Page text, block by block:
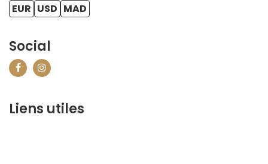
EUR USD MAD
Social
Liens utiles